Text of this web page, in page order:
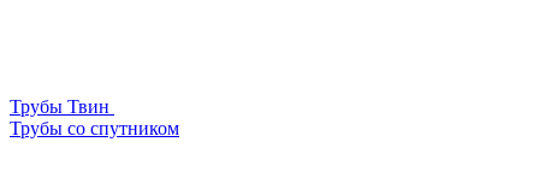
Трубы Твин
Трубы со спутником